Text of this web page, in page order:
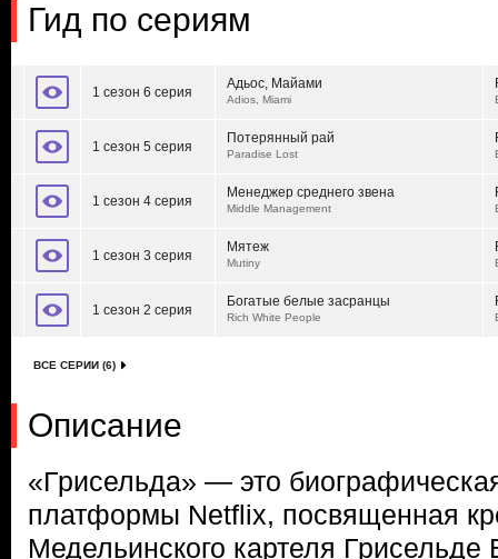
Гид по сериям
1 сезон 6 серия
Адьос, Майами
Adios, Miami
1 сезон 5 серия
Потерянный рай
Paradise Lost
1 сезон 4 серия
Менеджер среднего звена
Middle Management
1 сезон 3 серия
Мятеж
Mutiny
1 сезон 2 серия
Богатые белые засранцы
Rich White People
ВСЕ СЕРИИ (6)
Описание
«Грисельда» — это
платформы Netflix, посвященная
Медельинского картеля Грисельде